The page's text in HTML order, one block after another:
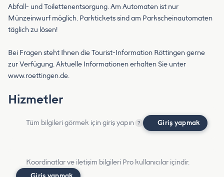
Abfall- und Toilettenentsorgung. Am Automaten ist nur
Münzeinwurf möglich. Parktickets sind am Parkscheinautomaten
täglich zu lösen!
Bei Fragen steht Ihnen die Tourist-Information Röttingen gerne
zur Verfügung. Aktuelle Informationen erhalten Sie unter
www.roettingen.de.
Hizmetler
Tüm bilgileri görmek için giriş yapın ? Giriş yapmak
Koordinatlar ve iletişim bilgileri Pro kullanıcılar içindir.
Giriş yapmak